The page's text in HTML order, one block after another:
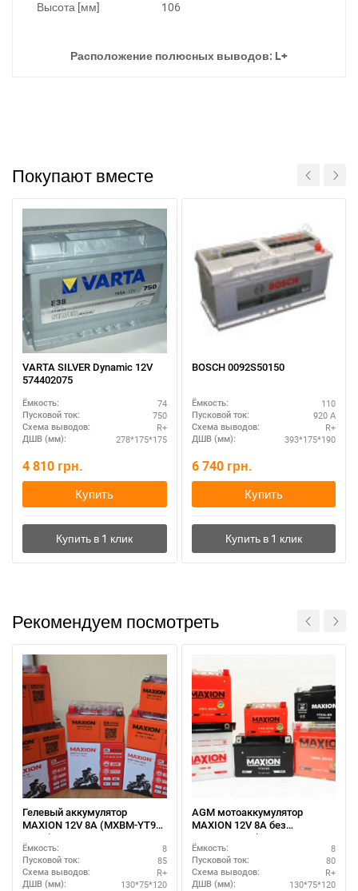
Высота [мм]
106
Расположение полюсных выводов: L+
Покупают вместе
VARTA SILVER Dynamic 12V
574402075
Ёмкость: 74
Пусковой ток: 750
Схема выводов: R+
ДШВ (мм): 278*175*175
4 810 грн.
Купить
BOSCH 0092S50150
Ёмкость: 110
Пусковой ток: 920 А
Схема выводов: R+
ДШВ (мм): 393*175*190
6 740 грн.
Купить
Рекомендуем посмотреть
Гелевый аккумулятор
MAXION 12V 8A (MXBM-YT9B-
4 GEL)
Ёмкость: 8
Пусковой ток: 85
Схема выводов: R+
ДШВ (мм): 130*75*120
AGM мотоаккумулятор
MAXION 12V 8A без
электролита (MXBM-YTX9-BS
AGM)
Ёмкость: 8
Пусковой ток: 80
Схема выводов: R+
ДШВ (мм): 130*75*120